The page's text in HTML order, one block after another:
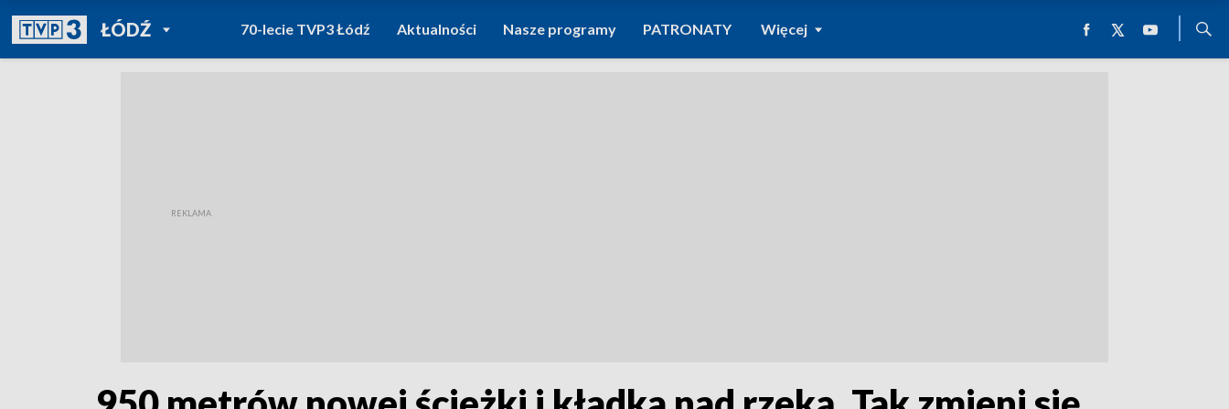
ŁÓDŹPOWRÓT DO
TVP REGIONY
70-lecie TVP3 Łódź Aktualności Nasze programy PATRONATY Więcej